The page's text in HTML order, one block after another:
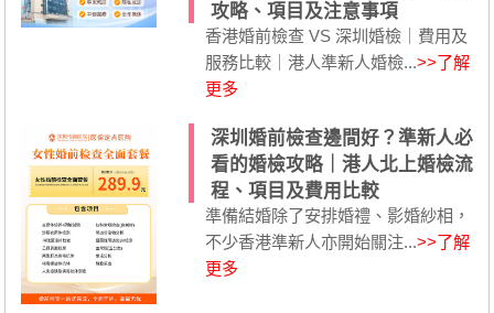
攻略、項目及注意事項
香港婚前檢查 VS 深圳婚檢｜費用及
服務比較｜港人準新人婚檢...>>了解
更多
深圳婚前檢查邊間好？準新人必
看的婚檢攻略｜港人北上婚檢流
程、項目及費用比較
準備結婚除了安排婚禮、影婚紗相，
不少香港準新人亦開始關注...>>了解
更多